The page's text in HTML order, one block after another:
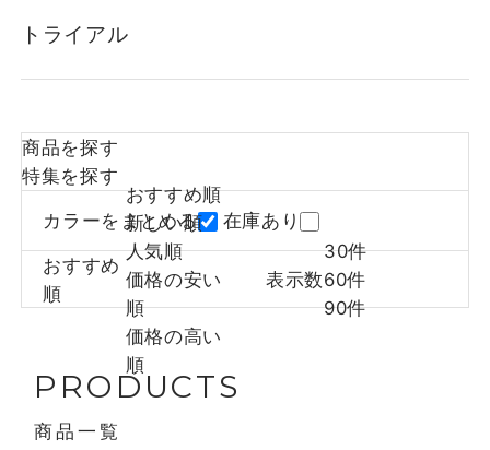
トライアル
商品を探す
特集を探す
カラーをまとめる 在庫あり
おすすめ
順
おすすめ順
新しい順
人気順
価格の安い
順
価格の高い
順
表示数
30件
60件
90件
PRODUCTS
商品一覧